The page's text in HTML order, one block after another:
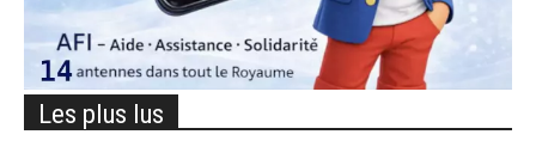
Les plus lus